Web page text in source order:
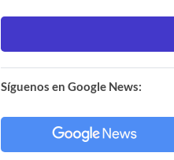
Síguenos en Google News: